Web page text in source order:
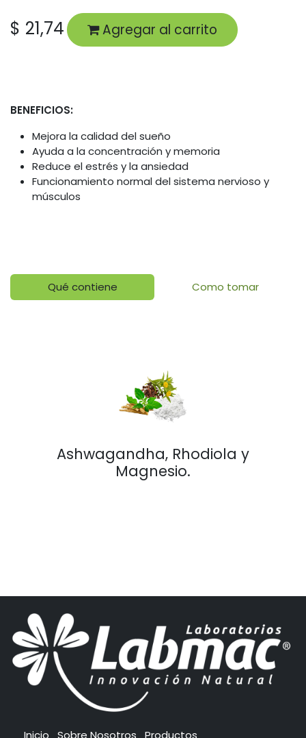
$ 21,74 Agregar al carrito
BENEFICIOS:
Mejora la calidad del sueño
Ayuda a la concentración y memoria
Reduce el estrés y la ansiedad
Funcionamiento normal del sistema nervioso y
músculos
Qué contiene Como tomar
Ashwagandha, Rhodiola y
Magnesio.
Inicio Sobre Nosotros Productos